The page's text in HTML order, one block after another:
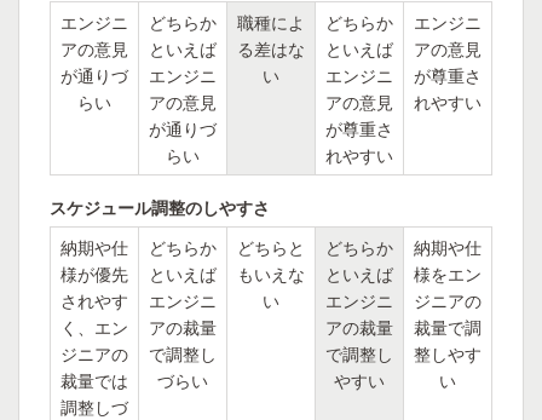
エンジニ
アの意見
が通りづ
らい
どちらか
といえば
エンジニ
アの意見
が通りづ
らい
職種によ
る差はな
い
どちらか
といえば
エンジニ
アの意見
が尊重さ
れやすい
エンジニ
アの意見
が尊重さ
れやすい
スケジュール調整のしやすさ
納期や仕
様が優先
されやす
く、エン
ジニアの
裁量では
調整しづ
どちらか
といえば
エンジニ
アの裁量
で調整し
づらい
どちらと
もいえな
い
どちらか
といえば
エンジニ
アの裁量
で調整し
やすい
納期や仕
様をエン
ジニアの
裁量で調
整しやす
い